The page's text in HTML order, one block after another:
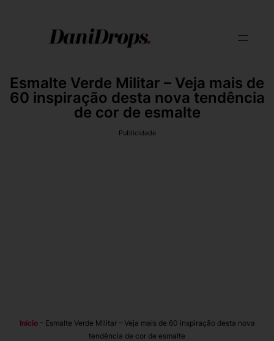
Esmalte Verde Militar – Veja mais de
60 inspiração desta nova tendência
de cor de esmalte
Publicidade
Início– Esmalte Verde Militar – Veja mais de 60 inspiração desta nova
tendência de cor de esmalte